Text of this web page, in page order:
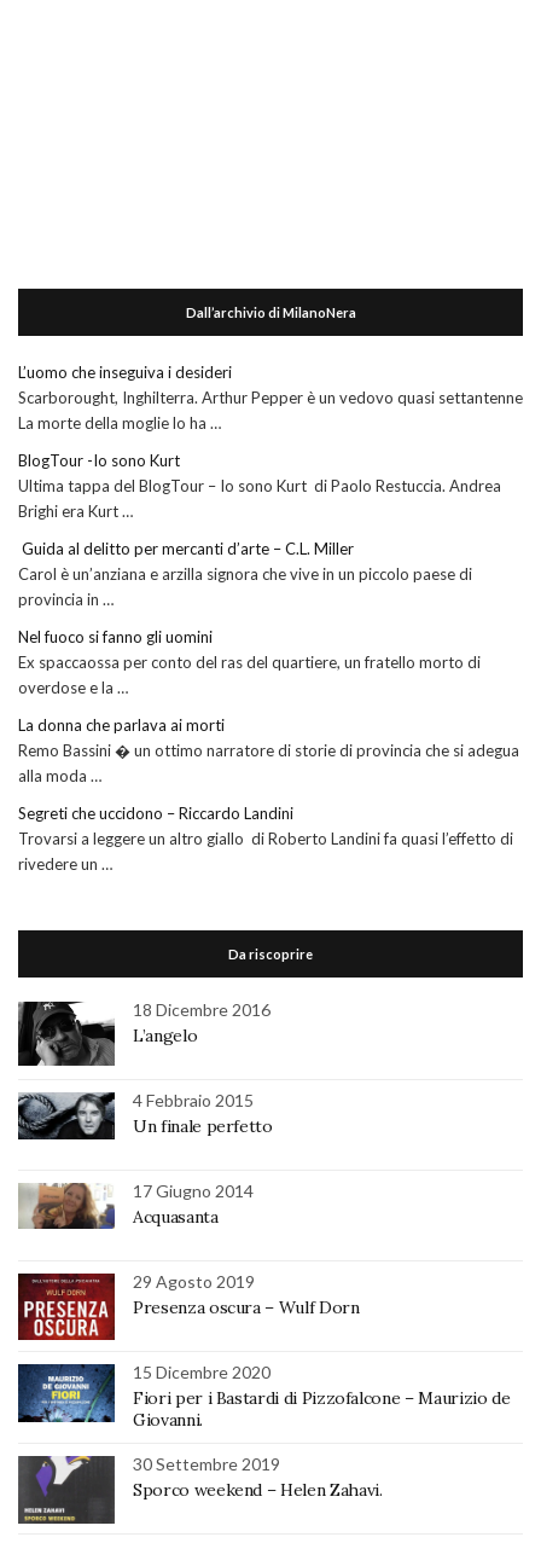
Dall’archivio di MilanoNera
L’uomo che inseguiva i desideri
Scarborought, Inghilterra. Arthur Pepper è un vedovo quasi settantenne
La morte della moglie lo ha …
BlogTour -Io sono Kurt
Ultima tappa del BlogTour – Io sono Kurt di Paolo Restuccia. Andrea
Brighi era Kurt …
Guida al delitto per mercanti d’arte – C.L. Miller
Carol è un’anziana e arzilla signora che vive in un piccolo paese di
provincia in …
Nel fuoco si fanno gli uomini
Ex spaccaossa per conto del ras del quartiere, un fratello morto di
overdose e la …
La donna che parlava ai morti
Remo Bassini � un ottimo narratore di storie di provincia che si adegua
alla moda …
Segreti che uccidono – Riccardo Landini
Trovarsi a leggere un altro giallo di Roberto Landini fa quasi l’effetto di
rivedere un …
Da riscoprire
18 Dicembre 2016
L’angelo
4 Febbraio 2015
Un finale perfetto
17 Giugno 2014
Acquasanta
29 Agosto 2019
Presenza oscura – Wulf Dorn
15 Dicembre 2020
Fiori per i Bastardi di Pizzofalcone – Maurizio de
Giovanni.
30 Settembre 2019
Sporco weekend – Helen Zahavi.